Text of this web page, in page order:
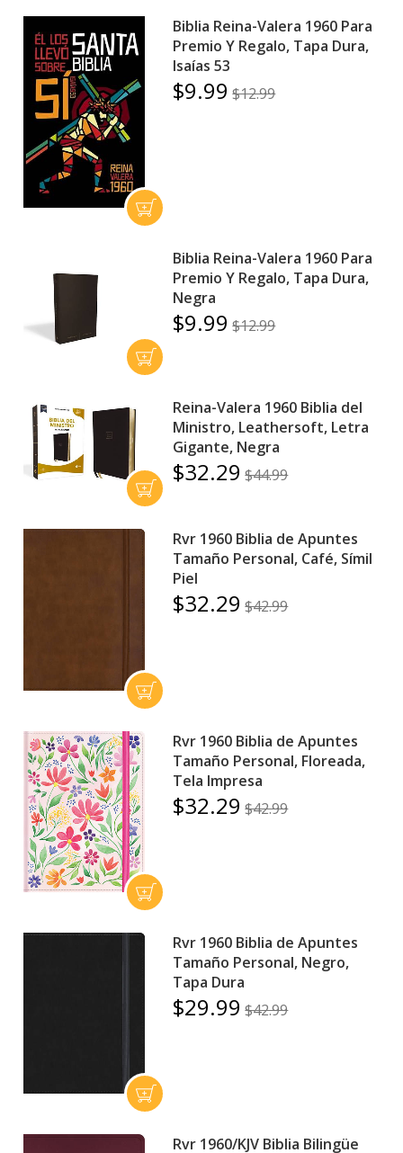
Biblia Reina-Valera 1960 Para
Premio Y Regalo, Tapa Dura,
Isaías 53
$9.99 $12.99
Biblia Reina-Valera 1960 Para
Premio Y Regalo, Tapa Dura,
Negra
$9.99 $12.99
Reina-Valera 1960 Biblia del
Ministro, Leathersoft, Letra
Gigante, Negra
$32.29 $44.99
Rvr 1960 Biblia de Apuntes
Tamaño Personal, Café, Símil
Piel
$32.29 $42.99
Rvr 1960 Biblia de Apuntes
Tamaño Personal, Floreada,
Tela Impresa
$32.29 $42.99
Rvr 1960 Biblia de Apuntes
Tamaño Personal, Negro,
Tapa Dura
$29.99 $42.99
Rvr 1960/KJV Biblia Bilingüe